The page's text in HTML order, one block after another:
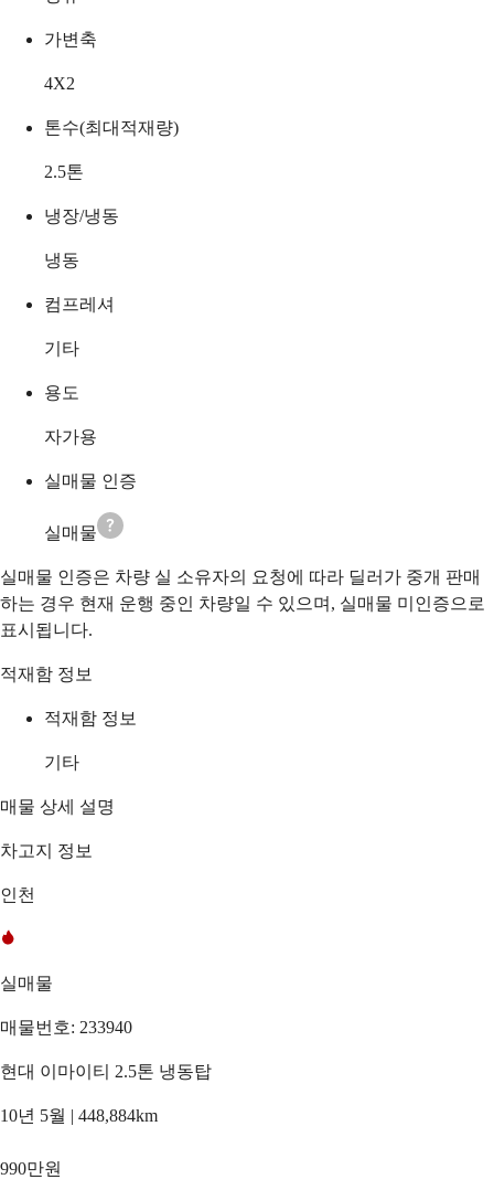
가변축
4X2
톤수(최대적재량)
2.5톤
냉장/냉동
냉동
컴프레셔
기타
용도
자가용
실매물 인증
실매물
실매물 인증은 차량 실 소유자의 요청에 따라 딜러가 중개 판매
하는 경우 현재 운행 중인 차량일 수 있으며, 실매물 미인증으로
표시됩니다.
적재함 정보
적재함 정보
기타
매물 상세 설명
차고지 정보
인천
실매물
매물번호: 233940
현대 이마이티 2.5톤 냉동탑
10년 5월 | 448,884km
990만원